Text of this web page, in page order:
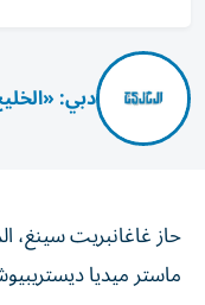
دبي:
ماستر ميديا
الدولي المتميز في